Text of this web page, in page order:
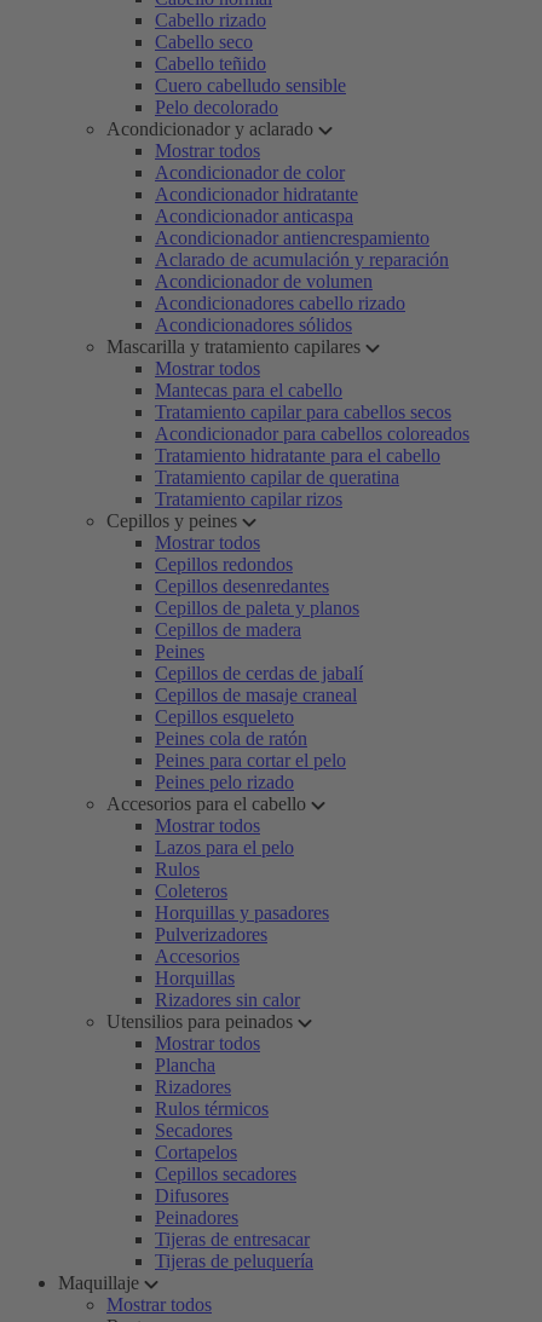
Cabello rizado
Cabello seco
Cabello teñido
Cuero cabelludo sensible
Pelo decolorado
Acondicionador y aclarado
Mostrar todos
Acondicionador de color
Acondicionador hidratante
Acondicionador anticaspa
Acondicionador antiencrespamiento
Aclarado de acumulación y reparación
Acondicionador de volumen
Acondicionadores cabello rizado
Acondicionadores sólidos
Mascarilla y tratamiento capilares
Mostrar todos
Mantecas para el cabello
Tratamiento capilar para cabellos secos
Acondicionador para cabellos coloreados
Tratamiento hidratante para el cabello
Tratamiento capilar de queratina
Tratamiento capilar rizos
Cepillos y peines
Mostrar todos
Cepillos redondos
Cepillos desenredantes
Cepillos de paleta y planos
Cepillos de madera
Peines
Cepillos de cerdas de jabalí
Cepillos de masaje craneal
Cepillos esqueleto
Peines cola de ratón
Peines para cortar el pelo
Peines pelo rizado
Accesorios para el cabello
Mostrar todos
Lazos para el pelo
Rulos
Coleteros
Horquillas y pasadores
Pulverizadores
Accesorios
Horquillas
Rizadores sin calor
Utensilios para peinados
Mostrar todos
Plancha
Rizadores
Rulos térmicos
Secadores
Cortapelos
Cepillos secadores
Difusores
Peinadores
Tijeras de entresacar
Tijeras de peluquería
Maquillaje
Mostrar todos